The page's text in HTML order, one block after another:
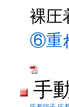
裸圧
⑥重
手